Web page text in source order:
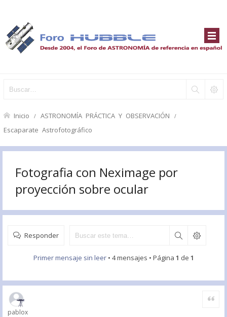
Inicio ASTRONOMÍA PRÁCTICA Y OBSERVACIÓN
Escaparate Astrofotográfico
Fotografia con Neximage por
proyección sobre ocular
Responder
Primer mensaje sin leer• 4 mensajes • Página 1 de 1
pablox
Citar